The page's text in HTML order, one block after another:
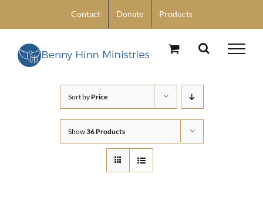
content
Contact Donate Products
Sort by Price
Show36 Products